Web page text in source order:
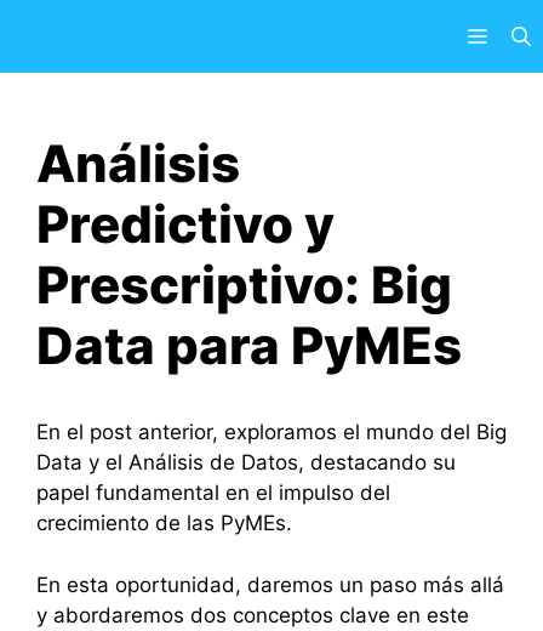
contenido
Menú
Análisis
Predictivo y
Prescriptivo: Big
Data para PyMEs
En el post anterior, exploramos el mundo del Big
Data y el Análisis de Datos, destacando su
papel fundamental en el impulso del
crecimiento de las PyMEs.
En esta oportunidad, daremos un paso más allá
y abordaremos dos conceptos clave en este